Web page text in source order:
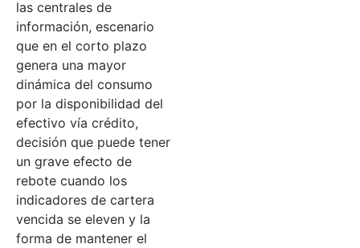
las centrales de
información, escenario
que en el corto plazo
genera una mayor
dinámica del consumo
por la disponibilidad del
efectivo vía crédito,
decisión que puede tener
un grave efecto de
rebote cuando los
indicadores de cartera
vencida se eleven y la
forma de mantener el